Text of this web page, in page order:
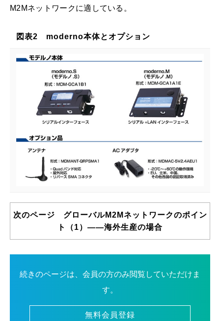
M2Mネットワークに適している。
図表2 moderno本体とオプション
次のページ グローバルM2Mネットワークのポイン
ト（1）――海外生産の場合
続きのページは、会員の方のみ閲覧していただけま
す。
無料会員登録